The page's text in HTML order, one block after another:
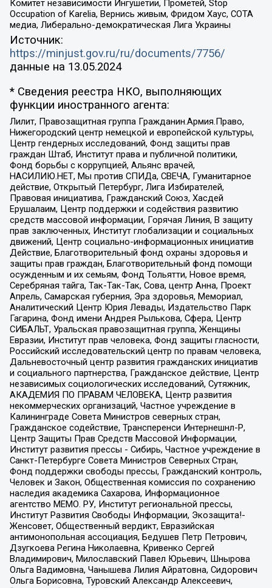
Комитет независимости Ингушетии, Прометей, Stop
Occupation of Karelia, Вернись живым, Фридом Хаус, СОТА
медиа, Либерально-демократическая Лига Украины
Источник:
https://minjust.gov.ru/ru/documents/7756/
данные на 13.05.2024
* Сведения реестра НКО, выполняющих
функции иностранного агента:
Лилит, Правозащитная группа Гражданин.Армия.Право,
Нижегородский центр немецкой и европейской культуры,
Центр гендерных исследований, Фонд защиты прав
граждан Штаб, Институт права и публичной политики,
Фонд борьбы с коррупцией, Альянс врачей,
НАСИЛИЮ.НЕТ, Мы против СПИДа, СВЕЧА, Гуманитарное
действие, Открытый Петербург, Лига Избирателей,
Правовая инициатива, Гражданский Союз, Хасдей
Ерушалаим, Центр поддержки и содействия развитию
средств массовой информации, Горячая Линия, В защиту
прав заключенных, Институт глобализации и социальных
движений, Центр социально-информационных инициатив
Действие, Благотворительный фонд охраны здоровья и
защиты прав граждан, Благотворительный фонд помощи
осужденным и их семьям, Фонд Тольятти, Новое время,
Серебряная тайга, Так-Так-Так, Сова, центр Анна, Проект
Апрель, Самарская губерния, Эра здоровья, Мемориал,
Аналитический Центр Юрия Левады, Издательство Парк
Гагарина, Фонд имени Андрея Рылькова, Сфера, Центр
СИБАЛЬТ, Уральская правозащитная группа, Женщины
Евразии, Институт прав человека, Фонд защиты гласности,
Российский исследовательский центр по правам человека,
Дальневосточный центр развития гражданских инициатив
и социального партнерства, Гражданское действие, Центр
независимых социологических исследований, Сутяжник,
АКАДЕМИЯ ПО ПРАВАМ ЧЕЛОВЕКА, Центр развития
некоммерческих организаций, Частное учреждение в
Калининграде Совета Министров северных стран,
Гражданское содействие, Трансперенси Интернешнл-Р,
Центр Защиты Прав Средств Массовой Информации,
Институт развития прессы - Сибирь, Частное учреждение в
Санкт-Петербурге Совета Министров Северных Стран,
Фонд поддержки свободы прессы, Гражданский контроль,
Человек и Закон, Общественная комиссия по сохранению
наследия академика Сахарова, Информационное
агентство МЕМО. РУ, Институт региональной прессы,
Институт Развития Свободы Информации, Экозащита!-
Женсовет, Общественный вердикт, Евразийская
антимонопольная ассоциация, Бедушев Петр Петрович,
Дзугкоева Регина Николаевна, Кривенко Сергей
Владимирович, Милославский Павел Юрьевич, Шнырова
Ольга Вадимовна, Чанышева Лилия Айратовна, Сидорович
Ольга Борисовна, Туровский Александр Алексеевич,